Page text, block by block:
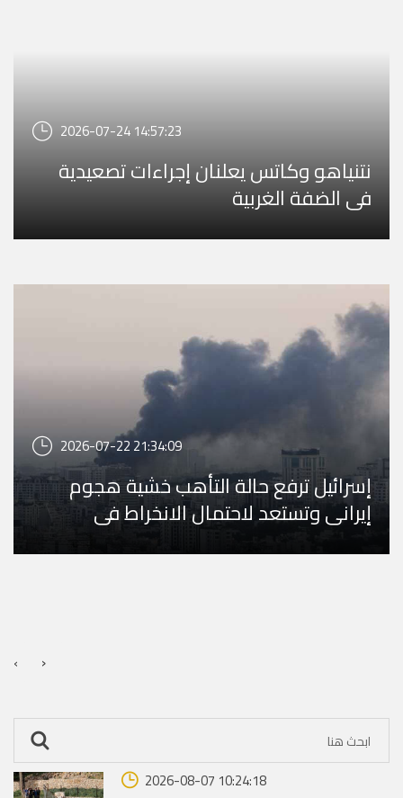
2026-07-24 14:57:23
نتنياهو وكاتس يعلنان إجراءات تصعيدية
في الضفة الغربية
2026-07-22 21:34:09
إسرائيل ترفع حالة التأهب خشية هجوم
إيراني وتستعد لاحتمال الانخراط في
‹ ›
2026-08-07 10:24:18